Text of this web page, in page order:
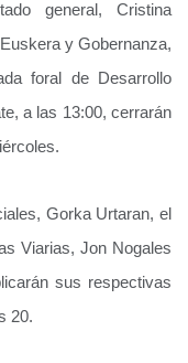
general, Cristina
y Gobernanza,
foral de Desarrollo
a las 13:00, cerrarán
Gorka Urtaran, el
Viarias, Jon Nogales
sus respectivas
20.